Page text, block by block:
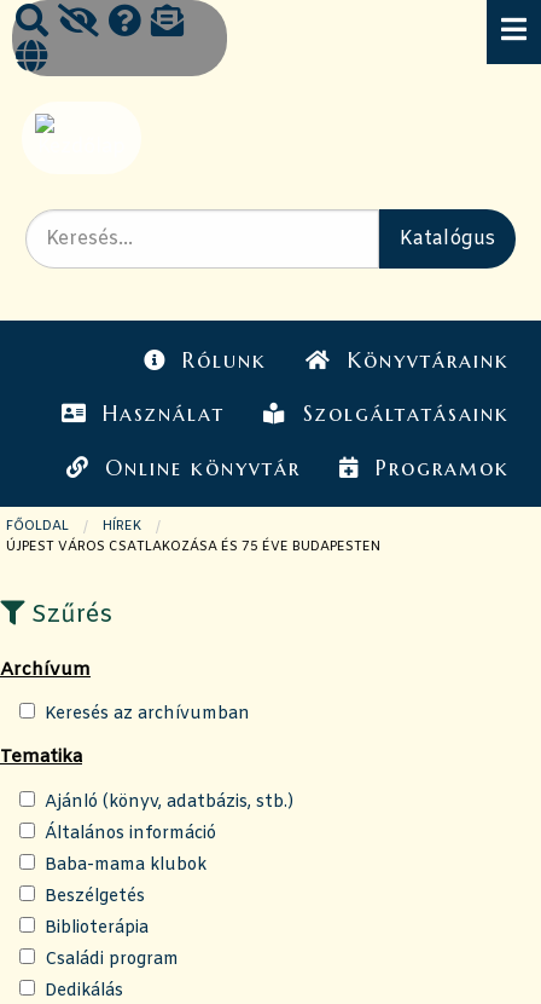
Rólunk Könyvtáraink
Használat Szolgáltatásaink
Online könyvtár Programok
FŐOLDAL
HÍREK
JELENLEGI OLDAL:
ÚJPEST VÁROS CSATLAKOZÁSA ÉS 75 ÉVE BUDAPESTEN
Szűrés
Archívum
Keresés az archívumban
Tematika
Ajánló (könyv, adatbázis, stb.)
Általános információ
Baba-mama klubok
Beszélgetés
Biblioterápia
Családi program
Dedikálás